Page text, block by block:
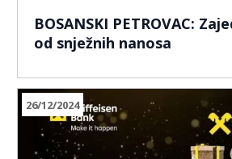
BOSANSKI PETROVAC:
od snježnih nanosa
26/12/2024